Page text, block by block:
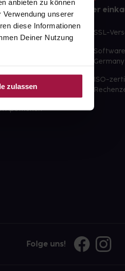
anbieten zu können
unserer
diese Informationen
Deiner Nutzung
zulassen
Apotheken
Sicher
SSL-
Germany
ISO-
Folge uns!